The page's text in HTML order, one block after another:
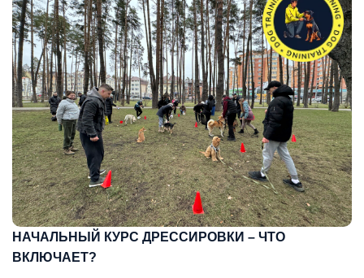
НАЧАЛЬНЫЙ КУРС ДРЕССИРОВКИ – ЧТО
ВКЛЮЧАЕТ?